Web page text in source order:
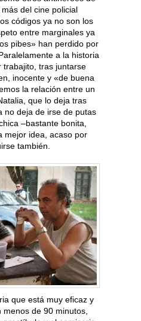
del cine policial
códigos ya no son los
entre marginales ya
pibes» han perdido por
a la historia
trabajito, tras juntarse
inocente y «de buena
la relación entre un
que lo deja tras
no deja de irse de putas
–bastante bonita,
mejor idea, acaso por
también.
que está muy eficaz y
de 90 minutos,